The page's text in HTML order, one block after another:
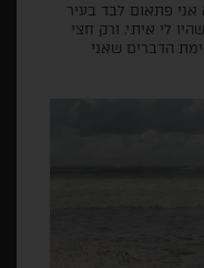
ממערכת יחסים של 11 שנה אני פתאום לבד בעיר
לי איתי, ורק חצי
הדברים שאני